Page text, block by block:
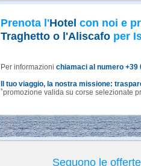
Prenota l'Hotel con noi e
Traghetto o l'Aliscafo per
Per informazioni chiamaci al numero +39
Il tuo viaggio, la nostra missione:
*promozione valida su corse selezionate
Seguono le